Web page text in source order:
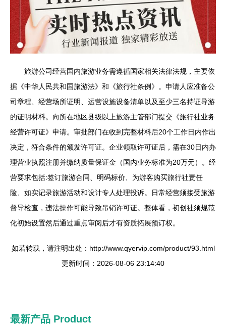
旅游公司经营国内旅游业务需遵循国家相关法律法规，主要依
据《中华人民共和国旅游法》和《旅行社条例》。申请人应准备公
司章程、经营场所证明、运营设施设备清单以及至少三名持证导游
的证明材料。向所在地区县级以上旅游主管部门提交《旅行社业务
经营许可证》申请。审批部门在收到完整材料后20个工作日内作出
决定，符合条件的颁发许可证。企业领取许可证后，需在30日内办
理营业执照注册并缴纳质量保证金（国内业务标准为20万元）。经
营要求包括:签订旅游合同、明码标价、为游客购买旅行社责任
险、如实记录旅游活动和设计专人处理投诉。日常经营须接受旅游
督导检查，违法操作可能导致吊销许可证。整体看，初创社须规范
化初始设置然后通过重点审阅后才有资质拓展预订权。
如若转载，请注明出处：http://www.qyervip.com/product/93.html
更新时间：2026-08-06 23:14:40
最新产品 Product